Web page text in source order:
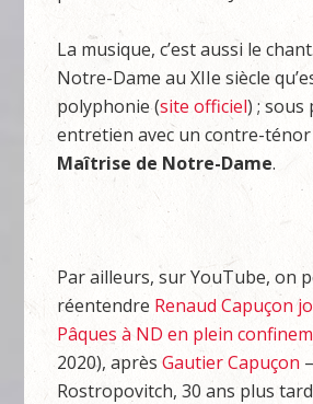
La musique, c’est aussi le
Notre-Dame au XIIe siècle
polyphonie (site officiel) ; sous
entretien avec un contre-ténor
Maîtrise de Notre-Dame.
Par ailleurs, sur YouTube, on
réentendre Renaud Capuçon
Pâques à ND en plein
2020), aprèsGautier Capuçon
Rostropovitch, 30 ans plus tard